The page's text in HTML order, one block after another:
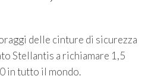
delle cinture di sicurezza
Stellantis a richiamare 1,5
in tutto il mondo.